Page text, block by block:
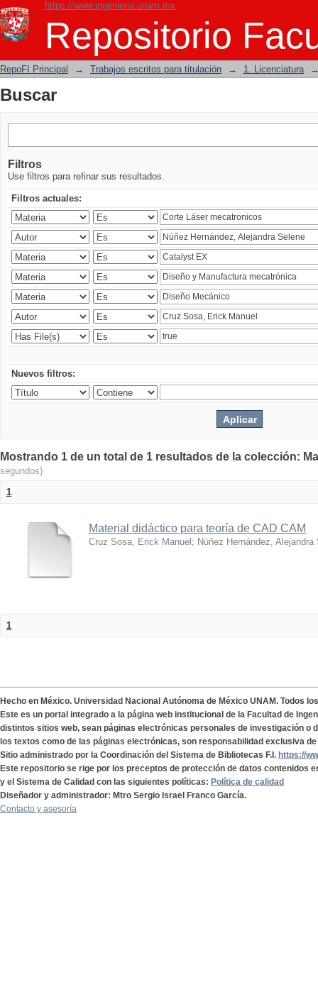
https://www.ingenieria.unam.mx
Repositorio
Buscar
RepoFI Principal → Trabajos escritos para titulación → 1. Licenciatura
Buscar
Filtros
Use filtros para refinar sus resultados.
Filtros actuales:
Nuevos filtros:
Mostrando 1 de un total de 1 resultados de la colección:
segundos)
1
Material didáctico para teoría de CAD CAM
Cruz Sosa, Erick Manuel ; Núñez Hernández, Alejandra
1
Hecho en México. Universidad Nacional Autónoma de México UNAM. Todos
Este es un portal integrado a la página web institucional de la Facultad de
distintos sitios web, sean páginas electrónicas personales de investigación o
los textos como de las páginas electrónicas, son responsabilidad exclusiva
Sitio administrado por la Coordinación del Sistema de Bibliotecas F.I. https://
Este repositorio se rige por los preceptos de protección de datos contenidos
y el Sistema de Calidad con las siguientes políticas: Política de calidad
Diseñador y administrador: Mtro Sergio Israel Franco García.
Contacto y asesoría